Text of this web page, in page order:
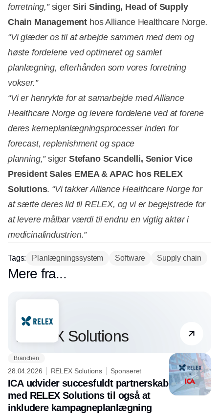
forretning,” siger Siri Sinding, Head of Supply
Chain Management hos Alliance Healthcare Norge.
“Vi glæder os til at arbejde sammen med dem og
høste fordelene ved optimeret og samlet
planlægning, efterhånden som vores forretning
vokser.”
“Vi er henrykte for at samarbejde med Alliance
Healthcare Norge og levere fordelene ved at forene
deres kerneplanlægningsprocesser inden for
forecast, replenishment og space
planning,”siger Stefano Scandelli, Senior Vice
President Sales EMEA & APAC hos RELEX
Solutions. “Vi takker Alliance Healthcare Norge for
at sætte deres lid til RELEX, og vi er begejstrede for
at levere målbar værdi til endnu en vigtig aktør i
medicinalindustrien.”
Tags: Planlægningssystem Software Supply chain
Mere fra...
Partner
RELEX Solutions
Branchen
28.04.2026 RELEX Solutions Sponseret
ICA udvider succesfuldt partnerskab
med RELEX Solutions til også at
inkludere kampagneplanlægning